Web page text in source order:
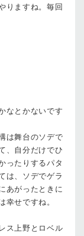
りますね。毎回
なとかないです
は舞台のソデで
、自分だけでひ
ったりするパタ
は、ソデでゲラ
あがったときに
幸せですね。
ス上野とロベル